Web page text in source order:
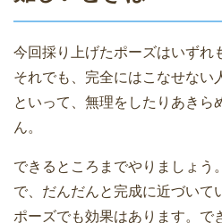
今回採り上げたポーズはいずれ
それでも、完全にはこなせない
といって、無理をしたりあきら
ん。
できるところまでやりましょう
で、だんだんと完成に近づいて
ポーズでも効果はあります。で